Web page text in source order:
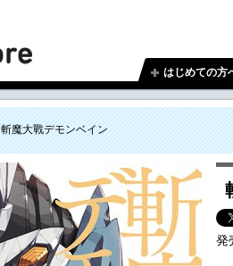
はじめての方
斬魔大戰デモンベイン
発